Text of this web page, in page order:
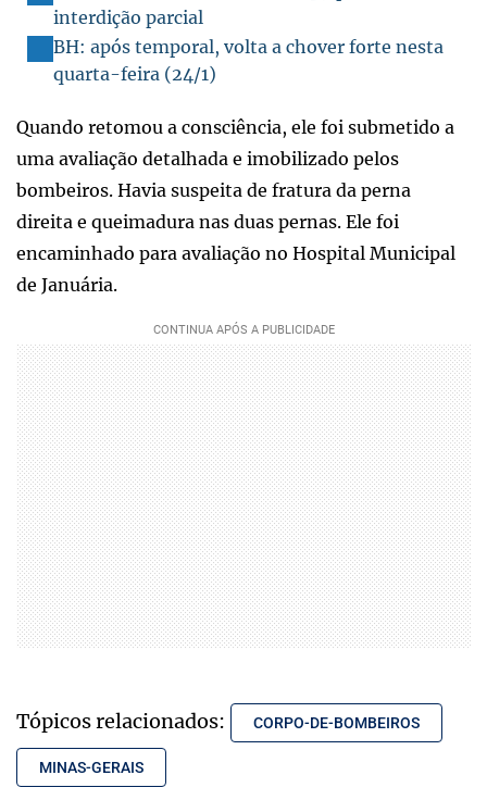
interdição parcial
BH: após temporal, volta a chover forte nesta
quarta-feira (24/1)
Quando retomou a consciência, ele foi submetido a
uma avaliação detalhada e imobilizado pelos
bombeiros. Havia suspeita de fratura da perna
direita e queimadura nas duas pernas. Ele foi
encaminhado para avaliação no Hospital Municipal
de Januária.
Tópicos relacionados: CORPO-DE-BOMBEIROS
MINAS-GERAIS